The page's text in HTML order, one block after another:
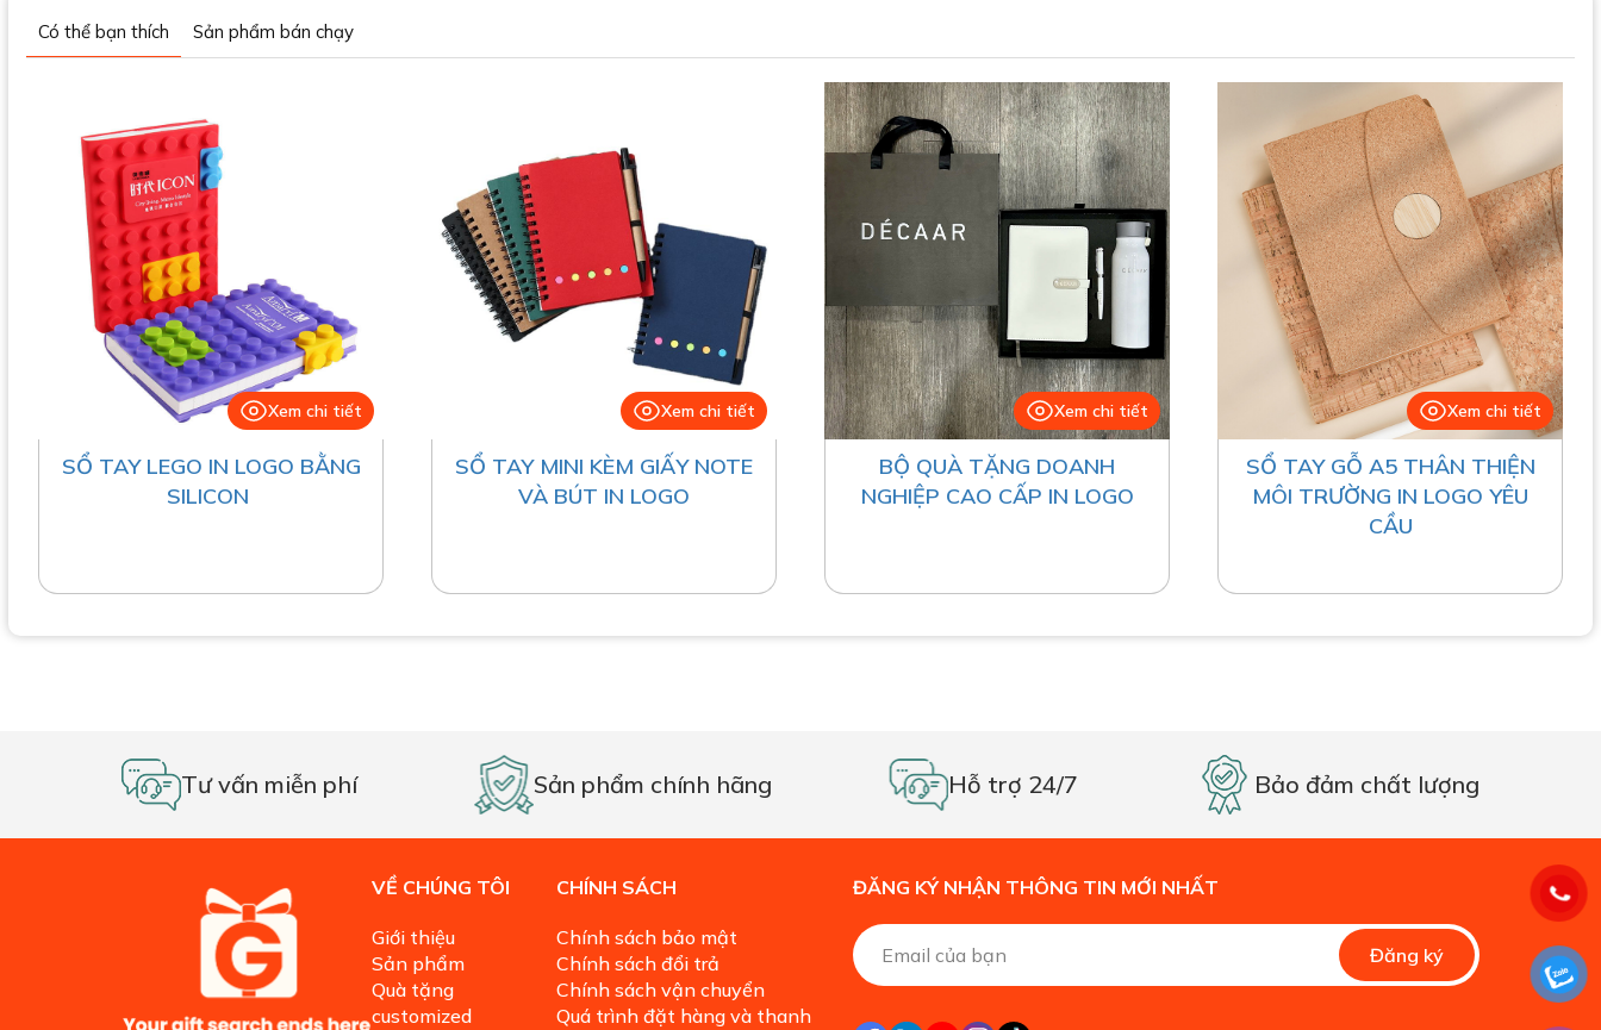
Có thể bạn thích Sản phẩm bán chạy
Xem chi tiết
SỔ TAY LEGO IN LOGO BẰNG
SILICON
Xem chi tiết
SỔ TAY MINI KÈM GIẤY NOTE
VÀ BÚT IN LOGO
Xem chi tiết
BỘ QUÀ TẶNG DOANH
NGHIỆP CAO CẤP IN LOGO
Xem chi tiết
SỔ TAY GỖ A5 THÂN THIỆN
MÔI TRƯỜNG IN LOGO YÊU
CẦU
Tư vấn miễn phí Sản phẩm chính hãng Hỗ trợ 24/7 Bảo đảm chất lượng
VỀ CHÚNG TÔI
Giới thiệu
Sản phẩm
Quà tặng
customized
CHÍNH SÁCH
Chính sách bảo mật
Chính sách đổi trả
Chính sách vận chuyển
Quá trình đặt hàng và thanh
ĐĂNG KÝ NHẬN THÔNG TIN MỚI NHẤT
Đăng ký